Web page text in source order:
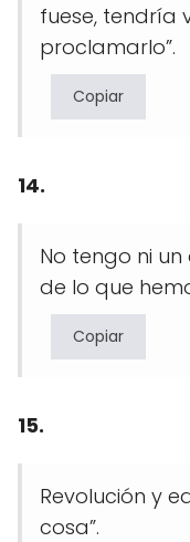
fuese, tendría
proclamarlo”.
Copiar
14.
No tengo ni
de lo que
Copiar
15.
Revolución y
cosa”.